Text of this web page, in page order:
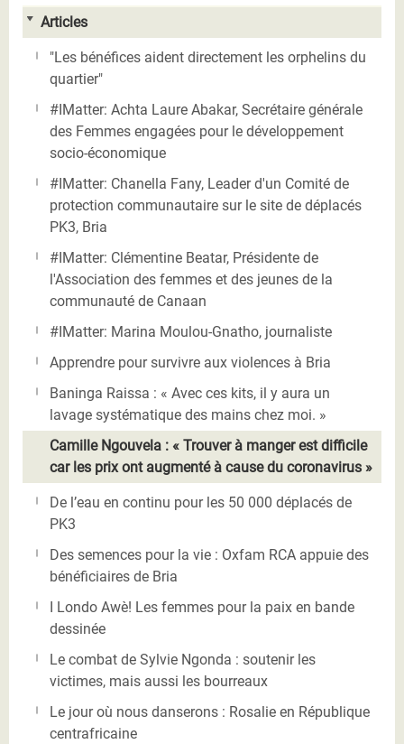
Articles
"Les bénéfices aident directement les orphelins du
quartier"
#IMatter: Achta Laure Abakar, Secrétaire générale
des Femmes engagées pour le développement
socio-économique
#IMatter: Chanella Fany, Leader d'un Comité de
protection communautaire sur le site de déplacés
PK3, Bria
#IMatter: Clémentine Beatar, Présidente de
l'Association des femmes et des jeunes de la
communauté de Canaan
#IMatter: Marina Moulou-Gnatho, journaliste
Apprendre pour survivre aux violences à Bria
Baninga Raissa : « Avec ces kits, il y aura un
lavage systématique des mains chez moi. »
Camille Ngouvela : « Trouver à manger est difficile
car les prix ont augmenté à cause du coronavirus »
De l’eau en continu pour les 50 000 déplacés de
PK3
Des semences pour la vie : Oxfam RCA appuie des
bénéficiaires de Bria
I Londo Awè! Les femmes pour la paix en bande
dessinée
Le combat de Sylvie Ngonda : soutenir les
victimes, mais aussi les bourreaux
Le jour où nous danserons : Rosalie en République
centrafricaine